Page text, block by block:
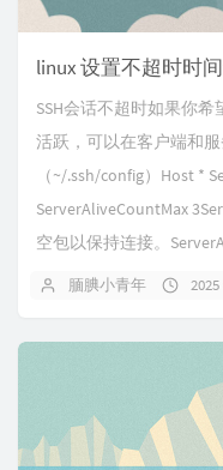
linux 设置不超时时
SSH会话不超时如果你
活跃，可以在客户端和
（~/.ssh/config）Host *
ServerAliveCountMax
空包以保持连接。
腼腆小青年